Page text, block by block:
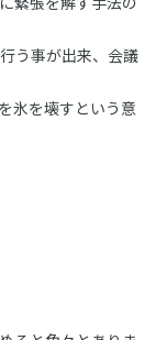
う事が出来、会議
氷を壊すという意